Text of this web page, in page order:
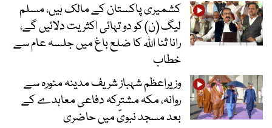
کشمیری پاکستان کے مالک ہیں، مسلم
لیگ (ن) کو دو تہائی اکثریت دلائیں گے،
رانا ثنا اللہ کا ضلع باغ میں جلسہ عام سے
خطاب
وزیراعظم شہباز شریف مدینہ منورہ سے
روانہ، مکہ مشترکہ دفاعی معاہدے کے
بعد مسجد نبویؐ میں حاضری